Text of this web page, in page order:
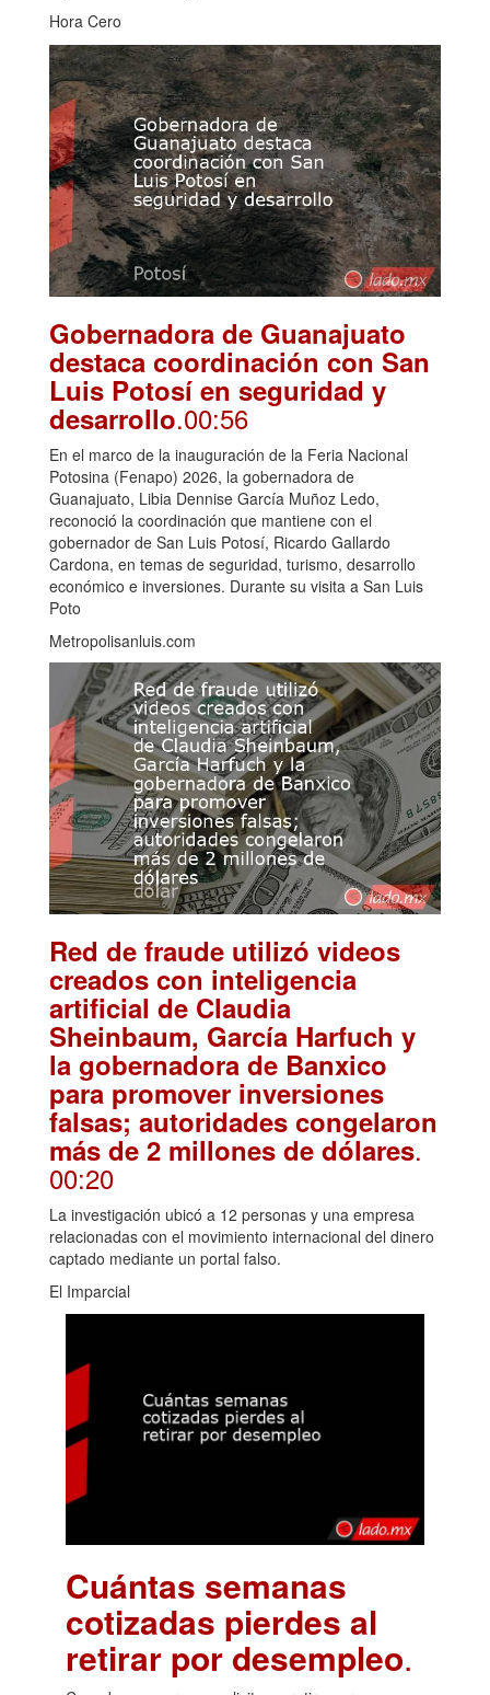
Hora Cero
Gobernadora de Guanajuato
destaca coordinación con San
Luis Potosí en seguridad y
desarrollo.00:56
En el marco de la inauguración de la Feria Nacional
Potosina (Fenapo) 2026, la gobernadora de
Guanajuato, Libia Dennise García Muñoz Ledo,
reconoció la coordinación que mantiene con el
gobernador de San Luis Potosí, Ricardo Gallardo
Cardona, en temas de seguridad, turismo, desarrollo
económico e inversiones. Durante su visita a San Luis
Poto
Metropolisanluis.com
Red de fraude utilizó videos
creados con inteligencia
artificial de Claudia
Sheinbaum, García Harfuch y
la gobernadora de Banxico
para promover inversiones
falsas; autoridades congelaron
más de 2 millones de dólares.
00:20
La investigación ubicó a 12 personas y una empresa
relacionadas con el movimiento internacional del dinero
captado mediante un portal falso.
El Imparcial
Cuántas semanas
cotizadas pierdes al
retirar por desempleo.